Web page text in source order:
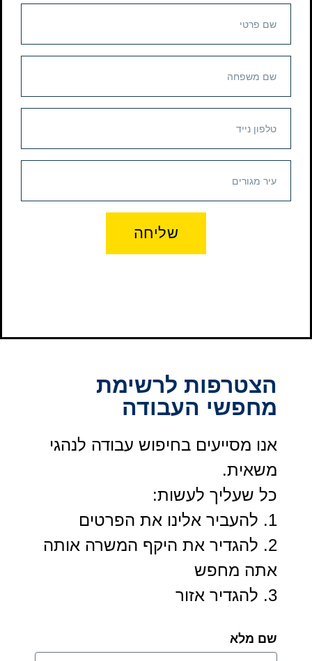
שליחה
הצטרפות לרשימת
מחפשי העבודה
אנו מסייעים בחיפוש עבודה לנהגי
משאית.
כל שעליך לעשות:
1. להעביר אלינו את הפרטים
2. להגדיר את היקף המשרה אותה
אתה מחפש
3. להגדיר אזור
שם מלא